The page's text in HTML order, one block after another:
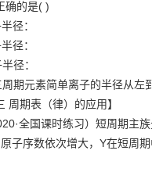
确的是( )
径：
径：
径：
周期元素简单离子的半径从左
周期表（律）的应用】
全国课时练习）短周期主族
子序数依次增大，Y在短周